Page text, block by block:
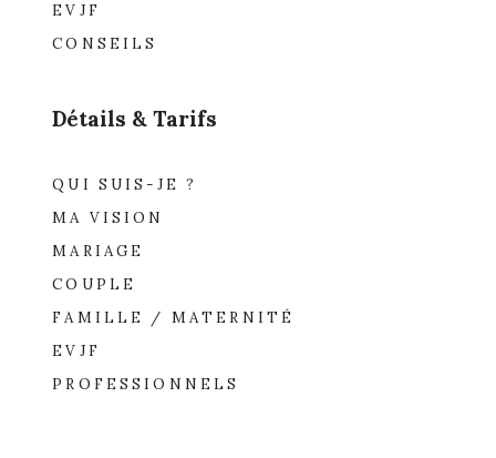
EVJF
CONSEILS
Détails & Tarifs
QUI SUIS-JE ?
MA VISION
MARIAGE
COUPLE
FAMILLE / MATERNITÉ
EVJF
PROFESSIONNELS